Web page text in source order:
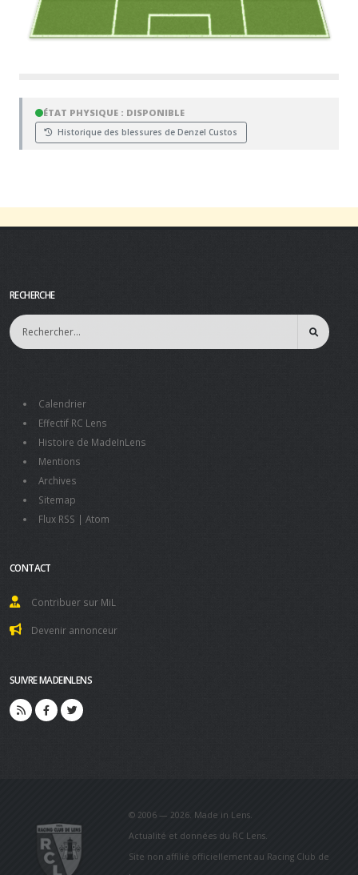
ÉTAT PHYSIQUE : DISPONIBLE
Historique des blessures de Denzel Custos
RECHERCHE
Calendrier
Effectif RC Lens
Histoire de MadeInLens
Mentions
Archives
Sitemap
Flux RSS | Atom
CONTACT
Contribuer sur MiL
Devenir annonceur
SUIVRE MADEINLENS
© 2006 — 2026. Made in Lens.
Actualité et données du RC Lens.
Site non affilié officiellement au Racing Club de